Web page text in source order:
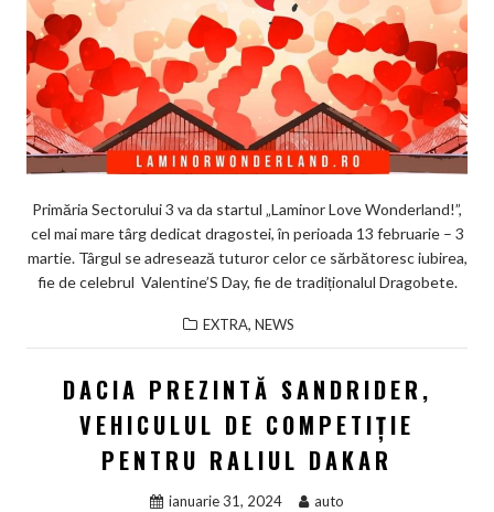
Primăria Sectorului 3 va da startul „Laminor Love Wonderland!”,
cel mai mare târg dedicat dragostei, în perioada 13 februarie – 3
martie. Târgul se adresează tuturor celor ce sărbătoresc iubirea,
fie de celebrul Valentine’S Day, fie de tradiționalul Dragobete.
EXTRA, NEWS
DACIA PREZINTĂ SANDRIDER,
VEHICULUL DE COMPETIȚIE
PENTRU RALIUL DAKAR
ianuarie 31, 2024 auto